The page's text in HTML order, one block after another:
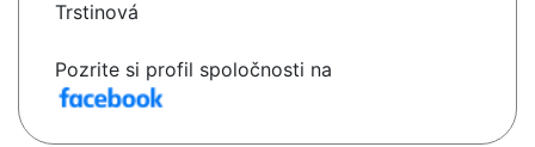
Trstinová
Pozrite si profil spoločnosti na